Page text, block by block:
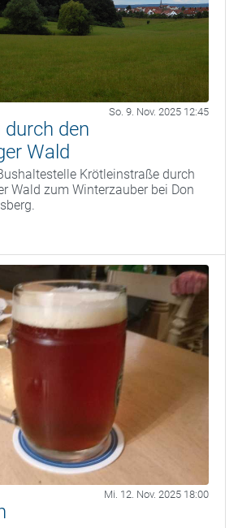
So. 9. Nov. 2025 12:45
den
Wald
Krötleinstraße durch
Wald zum Winterzauber bei Don
Mi. 12. Nov. 2025 18:00